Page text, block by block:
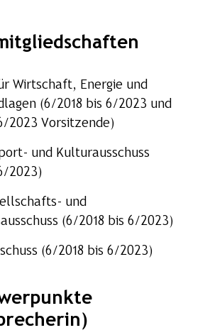
Wirtschaft, Energie und
(6/2018 bis 6/2023 und
2023 Vorsitzende)
und Kulturausschuss
2023)
und
(6/2018 bis 6/2023)
(6/2018 bis 6/2023)